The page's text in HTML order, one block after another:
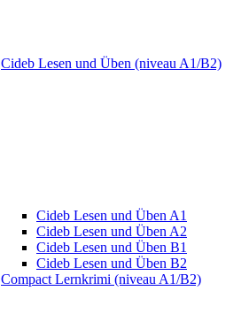
Cideb Lesen und Üben (niveau A1/B2)
Cideb Lesen und Üben A1
Cideb Lesen und Üben A2
Cideb Lesen und Üben B1
Cideb Lesen und Üben B2
Compact Lernkrimi (niveau A1/B2)